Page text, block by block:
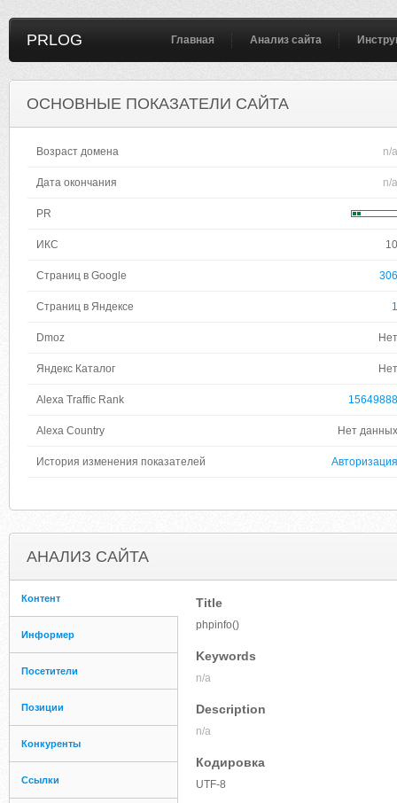
PRLOG Главная Анализ сайта
ОСНОВНЫЕ ПОКАЗАТЕЛИ САЙТА
Возраст домена n/a
Дата окончания n/a
PR
ИКС 10
Страниц в Google 306
Страниц в Яндексе 1
Dmoz Нет
Яндекс Каталог Нет
Alexa Traffic Rank 15649888
Alexa Country Нет данных
История изменения показателей Авторизация
АНАЛИЗ САЙТА
Контент
Информер
Посетители
Позиции
Конкуренты
Ссылки
Title
phpinfo()
Keywords
n/a
Description
n/a
Кодировка
UTF-8